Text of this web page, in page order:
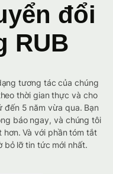
đổi
RUB
tương tác của chúng
thời gian thực và cho
5 năm vừa qua. Bạn
báo ngay, và chúng tôi
Và với phần tóm tắt
bỏ lỡ tin tức mới nhất.